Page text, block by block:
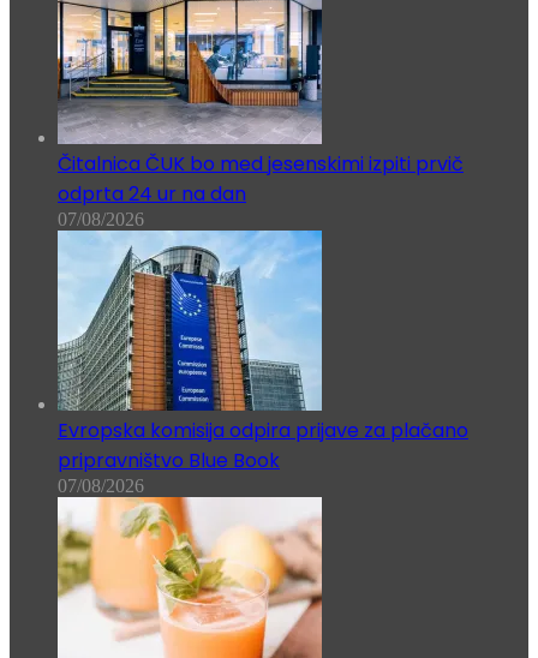
Čitalnica ČUK bo med jesenskimi izpiti prvič
odprta 24 ur na dan
07/08/2026
Evropska komisija odpira prijave za plačano
pripravništvo Blue Book
07/08/2026